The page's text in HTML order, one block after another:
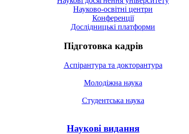
Науково-освітні центри
Конференції
Дослідницькі платформи
Підготовка кадрів
Аспірантура та докторантура
Молодіжна наука
Студентська наука
Наукові видання